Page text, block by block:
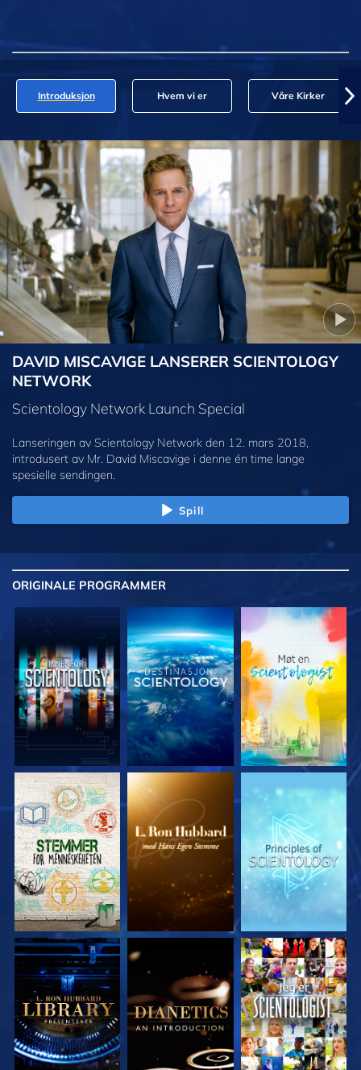
Introduksjon Hvem vi er Våre Kirker
DAVID MISCAVIGE LANSERER SCIENTOLOGY
NETWORK
Scientology Network Launch Special
Lanseringen av Scientology Network den 12. mars 2018,
introdusert av Mr. David Miscavige i denne én time lange
spesielle sendingen.
Spill
ORIGINALE PROGRAMMER
UTFORSK SERIEN UTFORSK SERIEN UTFORSK SERIEN
UTFORSK SERIEN UTFORSK SERIEN SE